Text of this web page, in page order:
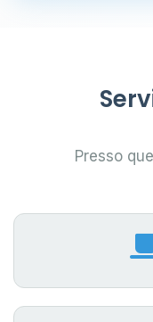
Presso